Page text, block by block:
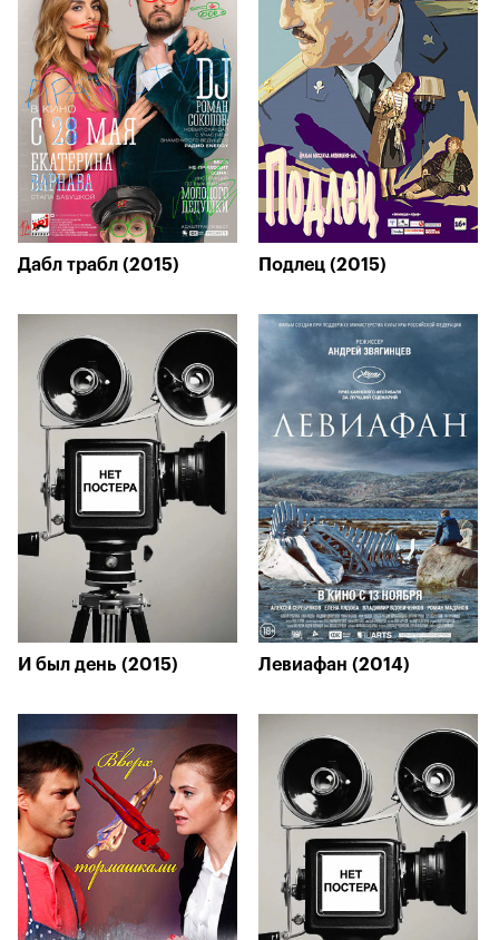
Дабл трабл (2015) Подлец (2015)
И был день (2015) Левиафан (2014)